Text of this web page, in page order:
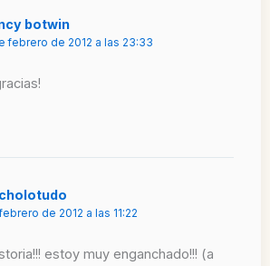
botwin
febrero de 2012 a las 23:33
de 2012 a las 11:22
estoy muy enganchado!!! (a